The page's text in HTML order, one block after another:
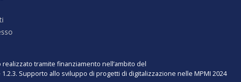
realizzato tramite finanziamento nell’ambito del
1.2.3. Supporto allo sviluppo di progetti di digitalizzazione nelle MPMI 2024